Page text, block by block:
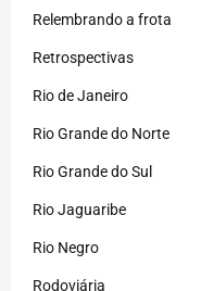
Relembrando a frota
Retrospectivas
Rio de Janeiro
Rio Grande do Norte
Rio Grande do Sul
Rio Jaguaribe
Rio Negro
Rodoviária